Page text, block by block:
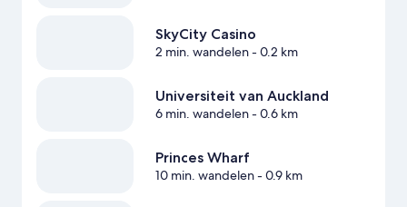
SkyCity Casino
2 min. wandelen- 0.2 km
Universiteit van Auckland
6 min. wandelen- 0.6 km
Princes Wharf
10 min. wandelen- 0.9 km